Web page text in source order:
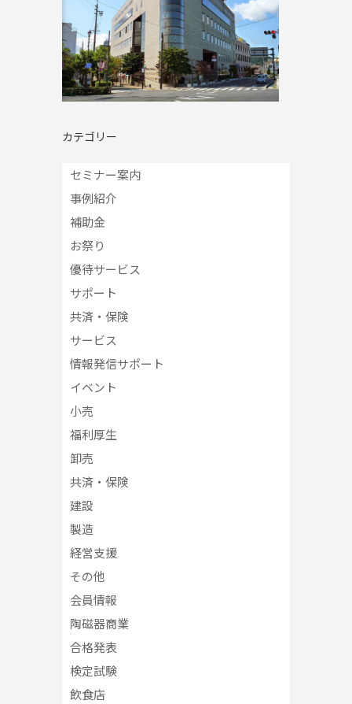
カテゴリー
セミナー案内
事例紹介
補助金
お祭り
優待サービス
サポート
共済・保険
サービス
情報発信サポート
イベント
小売
福利厚生
卸売
共済・保険
建設
製造
経営支援
その他
会員情報
陶磁器商業
合格発表
検定試験
飲食店